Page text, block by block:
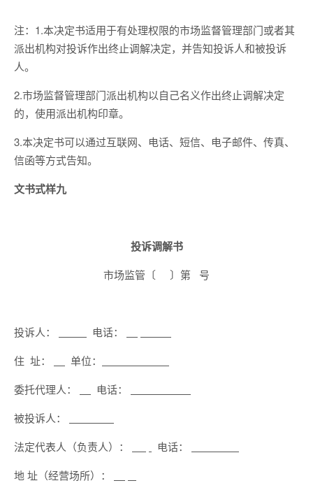
注：1.本决定书适用于有处理权限的市场监督管理部门或者其
派出机构对投诉作出终止调解决定，并告知投诉人和被投诉
人。
2.市场监督管理部门派出机构以自己名义作出终止调解决定
的，使用派出机构印章。
3.本决定书可以通过互联网、电话、短信、电子邮件、传真、
信函等方式告知。
文书式样九
投诉调解书
市场监管〔 〕第 号
投诉人：
电话：
住 址：
单位：
委托代理人：
电话：
被投诉人：
法定代表人（负责人）：
电话：
地 址（经营场所）：